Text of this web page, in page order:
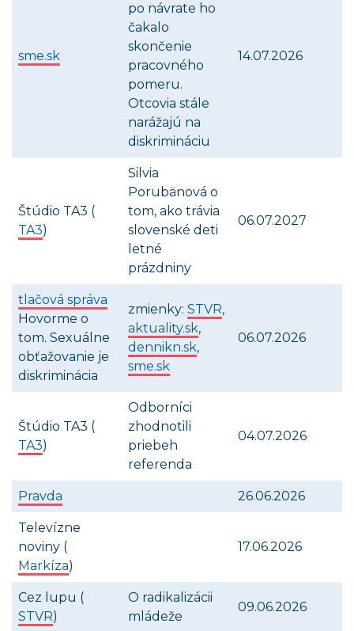
sme.sk
po návrate ho
čakalo
skončenie
pracovného
pomeru.
Otcovia stále
narážajú na
diskrimináciu
14.07.2026
Štúdio TA3 (
TA3)
Silvia
Porubänová o
tom, ako trávia
slovenské deti
letné
prázdniny
06.07.2027
tlačová správa
Hovorme o
tom. Sexuálne
obťažovanie je
diskriminácia
zmienky: STVR,
aktuality.sk,
dennikn.sk,
sme.sk
06.07.2026
Štúdio TA3 (
TA3)
Odborníci
zhodnotili
priebeh
referenda
04.07.2026
Pravda 26.06.2026
Televízne
noviny (
Markíza)
17.06.2026
Cez lupu (
STVR)
O radikalizácii
mládeže
09.06.2026